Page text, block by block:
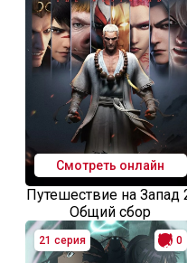
Смотреть онлайн
Путешествие на Запад
Общий сбор
21 серия 0